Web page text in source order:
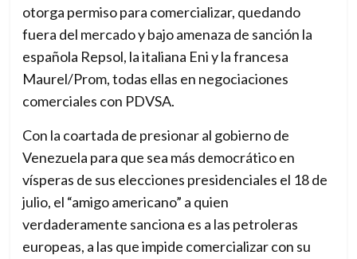
otorga permiso para comercializar, quedando
fuera del mercado y bajo amenaza de sanción la
española Repsol, la italiana Eni y la francesa
Maurel/Prom, todas ellas en negociaciones
comerciales con PDVSA.
Con la coartada de presionar al gobierno de
Venezuela para que sea más democrático en
vísperas de sus elecciones presidenciales el 18 de
julio, el “amigo americano” a quien
verdaderamente sanciona es a las petroleras
europeas, a las que impide comercializar con su